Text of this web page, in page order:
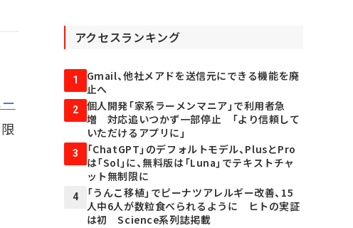
アクセスランキング
1
Gmail、他社メアドを送信元にできる機能を廃
止へ
2
個人開発「家系ラーメンマニア」で利用者急
増 対応追いつかず一部停止 「より信頼して
いただけるアプリに」
3
「ChatGPT」のデフォルトモデル、PlusとPro
は「Sol」に、無料版は「Luna」でテキストチャ
ット無制限に
4
「うんこ移植」でピーナツアレルギー改善、15
人中6人が数粒食べられるように ヒトの実証
は初 Science系列誌掲載